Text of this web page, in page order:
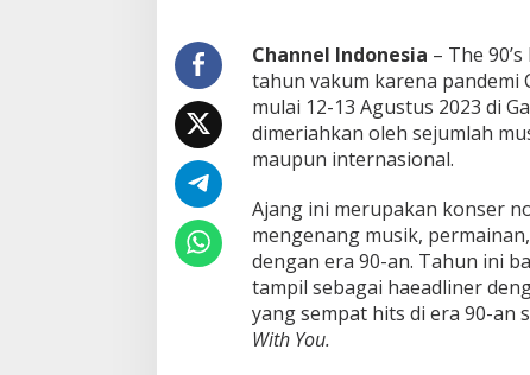
i
L
n
e
U
P
e
u
t
u
Channel Indonesia – The
tahun vakum karena pandemi
mulai 12-13 Agustus 2023 di
dimeriahkan oleh sejumlah
maupun internasional.
Ajang ini merupakan konser
mengenang musik,
dengan era 90-an. Tahun ini
tampil sebagai haeadliner
yang sempat hits di era 90-an
With You.